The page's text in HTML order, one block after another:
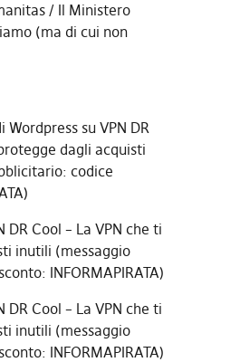
Il Ministero
(ma di cui non
Wordpresssu VPN DR
dagli acquisti
codice
DR Cool – La VPN che ti
inutili (messaggio
INFORMAPIRATA)
DR Cool – La VPN che ti
inutili (messaggio
INFORMAPIRATA)